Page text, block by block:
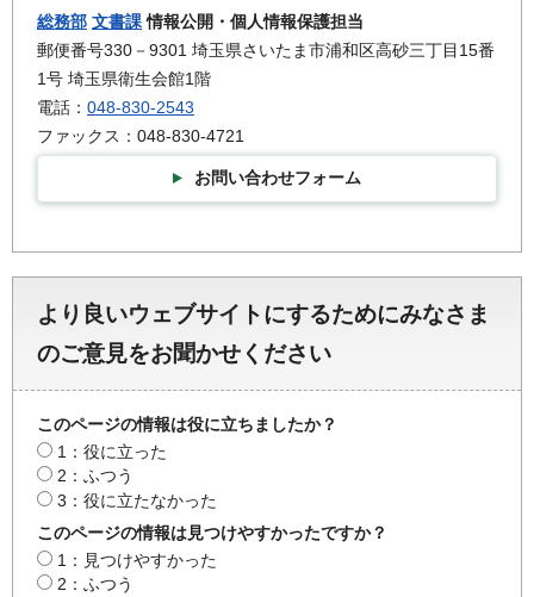
総務部 文書課情報公開・個人情報保護担当
郵便番号330－9301 埼玉県さいたま市浦和区高砂三丁目15番
1号 埼玉県衛生会館1階
電話： 048-830-2543
ファックス：048-830-4721
お問い合わせフォーム
より良いウェブサイトにするためにみなさま
のご意見をお聞かせください
このページの情報は役に立ちましたか？
1：役に立った
2：ふつう
3：役に立たなかった
このページの情報は見つけやすかったですか？
1：見つけやすかった
2：ふつう